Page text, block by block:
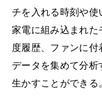
チを入れる時刻や使
家電に組み込まれた
度履歴、ファンに
データを集めて分析
生かすことができる